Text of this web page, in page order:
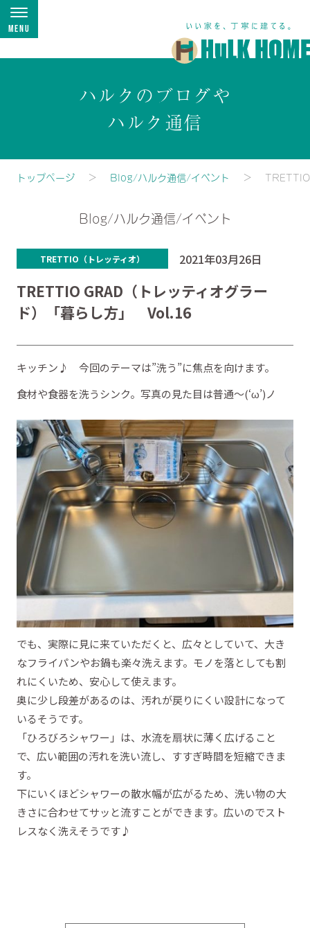
Menu
ハルクのブログや
ハルク通信
トップページ Blog/ハルク通信/イベント
Blog/ハルク通信/イベント
TRETTIO（トレッティオ） 2021年03月26日
TRETTIO GRAD（トレッティオグラー
ド）「暮らし方」 Vol.16
キッチン♪ 今回のテーマは”洗う”に焦点を向けます。
食材や食器を洗うシンク。写真の見た目は普通～(‘ω’)ノ
でも、実際に見に来ていただくと、広々としていて、大き
なフライパンやお鍋も楽々洗えます。モノを落としても割
れにくいため、安心して使えます。
奥に少し段差があるのは、汚れが戻りにくい設計になって
いるそうです。
「ひろびろシャワー」は、水流を扇状に薄く広げること
で、広い範囲の汚れを洗い流し、すすぎ時間を短縮できま
す。
下にいくほどシャワーの散水幅が広がるため、洗い物の大
きさに合わせてサッと流すことができます。広いのでスト
レスなく洗えそうです♪